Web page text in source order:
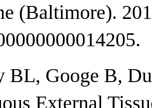
(Baltimore).
BL, Googe B,
External